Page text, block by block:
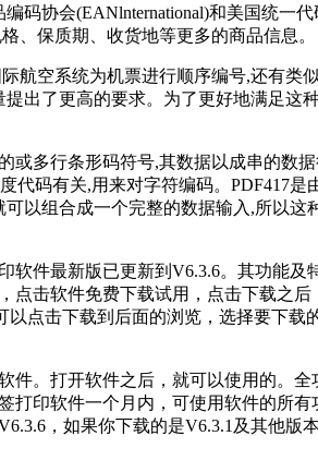
码协会(EANlnternational)和美国统一
、保质期、收货地等更多的商品信息。
航空系统为机票进行顺序编号,还有类
出了更高的要求。为了更好地满足这
或多行条形码符号,其数据以成串的数
码有关,用来对字符编码。PDF417是
以组合成一个完整的数据输入,所以这
件最新版已更新到V6.3.6。其功能及
点击软件免费下载试用，点击下载之
点击下载到后面的浏览，选择要下载
。打开软件之后，就可以使用的。全
印软件一个月内，可使用软件的所有
，如果你下载的是V6.3.1及其他版